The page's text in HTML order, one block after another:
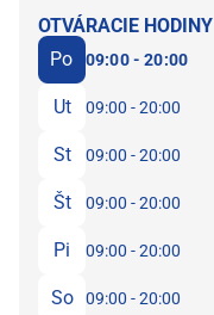
OTVÁRACIE HODINY
Po
09:00 - 20:00
Ut 09:00 - 20:00
St 09:00 - 20:00
Št 09:00 - 20:00
Pi 09:00 - 20:00
So 09:00 - 20:00